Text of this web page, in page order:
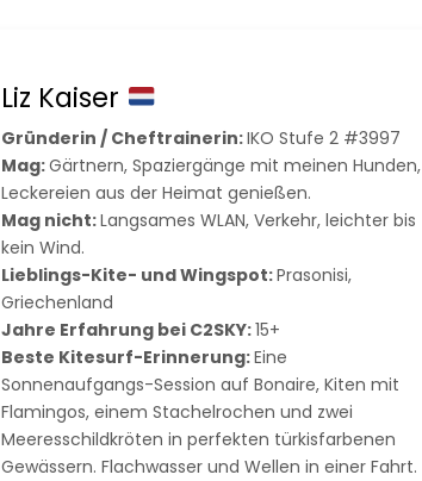
Liz Kaiser
Gründerin / Cheftrainerin:IKO Stufe 2 #3997
Mag:Gärtnern, Spaziergänge mit meinen Hunden,
Leckereien aus der Heimat genießen.
Mag nicht:Langsames WLAN, Verkehr, leichter bis
kein Wind.
Lieblings-Kite- und Wingspot:Prasonisi,
Griechenland
Jahre Erfahrung bei C2SKY:15+
Beste Kitesurf-Erinnerung:Eine
Sonnenaufgangs-Session auf Bonaire, Kiten mit
Flamingos, einem Stachelrochen und zwei
Meeresschildkröten in perfekten türkisfarbenen
Gewässern. Flachwasser und Wellen in einer Fahrt.